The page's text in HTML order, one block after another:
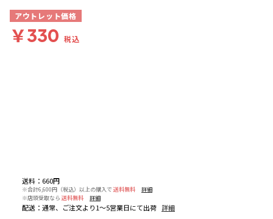
送料 ： 660円
※合計6,600円（税込）以上の購入で 送料無料
詳細
※店頭受取なら 送料無料 詳細
配送 ： 通常、ご注文より1～5営業日にて出荷 詳細
アウトレット価格
￥330 税込